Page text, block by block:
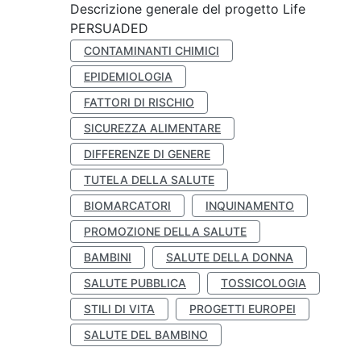
Descrizione generale del progetto Life
PERSUADED
CONTAMINANTI CHIMICI
EPIDEMIOLOGIA
FATTORI DI RISCHIO
SICUREZZA ALIMENTARE
DIFFERENZE DI GENERE
TUTELA DELLA SALUTE
BIOMARCATORI
INQUINAMENTO
PROMOZIONE DELLA SALUTE
BAMBINI
SALUTE DELLA DONNA
SALUTE PUBBLICA
TOSSICOLOGIA
STILI DI VITA
PROGETTI EUROPEI
SALUTE DEL BAMBINO